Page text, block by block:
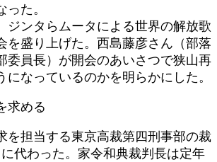
た。
ンタらムータによる世界の解放歌
を盛り上げた。西島藤彦さん（部落
委員長）が開会のあいさつで狭山再
になっているのかを明らかにした。
求める
担当する東京高裁第四刑事部の裁
代わった。家令和典裁判長は定年